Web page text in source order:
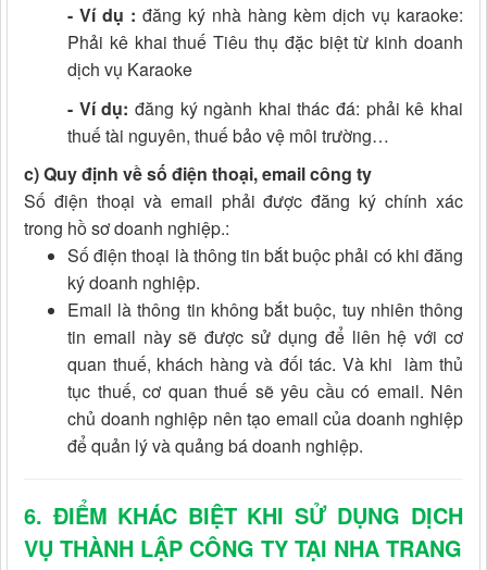
- Ví dụ : đăng ký nhà hàng kèm dịch vụ karaoke:
Phải kê khai thuế Tiêu thụ đặc biệt từ kinh doanh
dịch vụ Karaoke
- Ví dụ: đăng ký ngành khai thác đá: phải kê khai
thuế tài nguyên, thuế bảo vệ môi trường…
c) Quy định về số điện thoại, email công ty
Số điện thoại và email phải được đăng ký chính xác
trong hồ sơ doanh nghiệp.:
Số điện thoại là thông tin bắt buộc phải có khi đăng
ký doanh nghiệp.
Email là thông tin không bắt buộc, tuy nhiên thông
tin email này sẽ được sử dụng để liên hệ với cơ
quan thuế, khách hàng và đối tác. Và khi làm thủ
tục thuế, cơ quan thuế sẽ yêu cầu có email. Nên
chủ doanh nghiệp nên tạo email của doanh nghiệp
để quản lý và quảng bá doanh nghiệp.
6. ĐIỂM KHÁC BIỆT KHI SỬ DỤNG DỊCH
VỤ THÀNH LẬP CÔNG TY TẠI NHA TRANG